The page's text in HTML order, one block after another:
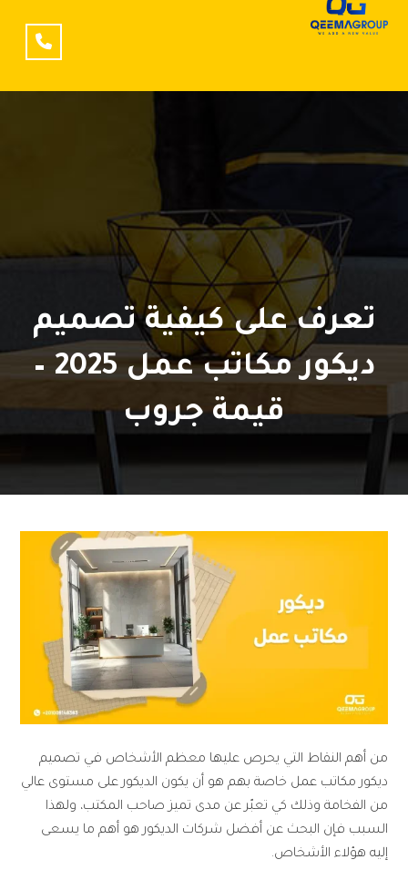
تعرف على كيفية تصميم
ديكور مكاتب عمل 2025 –
قيمة جروب
من أهم النقاط التي يحرص عليها معظم الأشخاص في تصميم
ديكور مكاتب عمل خاصة بهم هو أن يكون الديكور على مستوى عالي
من الفخامة وذلك كي تعبّر عن مدى تميز صاحب المكتب، ولهذا
السبب فإن البحث عن أفضل شركات الديكور هو أهم ما يسعى
إليه هؤلاء الأشخاص.